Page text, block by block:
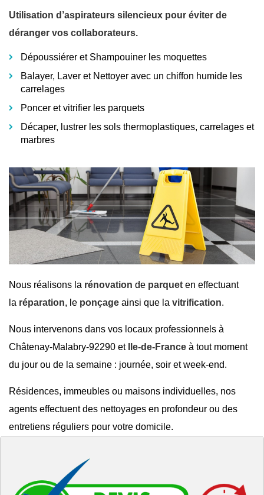
Utilisation d’aspirateurs silencieux pour éviter de
déranger vos collaborateurs.
Dépoussiérer et Shampouiner les moquettes
Balayer, Laver et Nettoyer avec un chiffon humide les
carrelages
Poncer et vitrifier les parquets
Décaper, lustrer les sols thermoplastiques, carrelages et
marbres
Nous réalisons la rénovation de parquet en effectuant
la réparation, le ponçage ainsi que la vitrification.
Nous intervenons dans vos locaux professionnels à
Châtenay-Malabry-92290 et
Ile-de-France à tout moment
du jour ou de la semaine : journée, soir et week-end.
Résidences, immeubles ou maisons individuelles, nos
agents effectuent des nettoyages en profondeur ou des
entretiens réguliers pour votre domicile.